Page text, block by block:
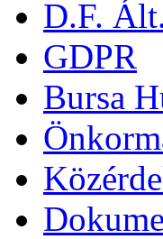
D.F.
GDPR
Bursa